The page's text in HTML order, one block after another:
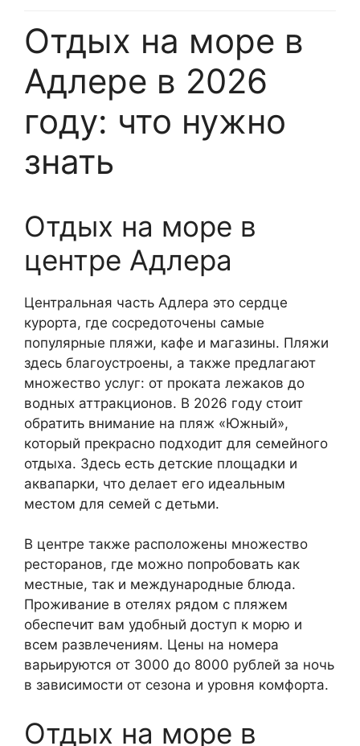
Отдых на море в
Адлере в 2026
году: что нужно
знать
Отдых на море в
центре Адлера
Центральная часть Адлера это сердце
курорта, где сосредоточены самые
популярные пляжи, кафе и магазины. Пляжи
здесь благоустроены, а также предлагают
множество услуг: от проката лежаков до
водных аттракционов. В 2026 году стоит
обратить внимание на пляж «Южный»,
который прекрасно подходит для семейного
отдыха. Здесь есть детские площадки и
аквапарки, что делает его идеальным
местом для семей с детьми.
В центре также расположены множество
ресторанов, где можно попробовать как
местные, так и международные блюда.
Проживание в отелях рядом с пляжем
обеспечит вам удобный доступ к морю и
всем развлечениям. Цены на номера
варьируются от 3000 до 8000 рублей за ночь
в зависимости от сезона и уровня комфорта.
Отдых на море в